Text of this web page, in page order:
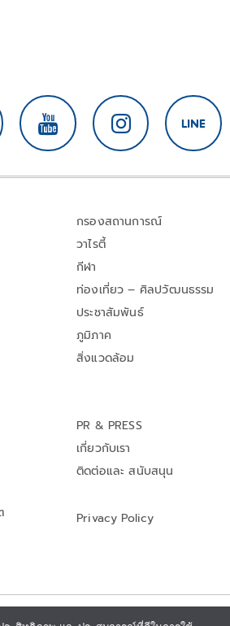
กรองสถานการณ์
วาไรตี้
กีฬา
ท่องเที่ยว – ศิลปวัฒนธรรม
ประชาสัมพันธ์
ภูมิภาค
สิ่งแวดล้อม
PR & PRESS
เกี่ยวกับเรา
ติดต่อและ สนับสนุน
Privacy Policy